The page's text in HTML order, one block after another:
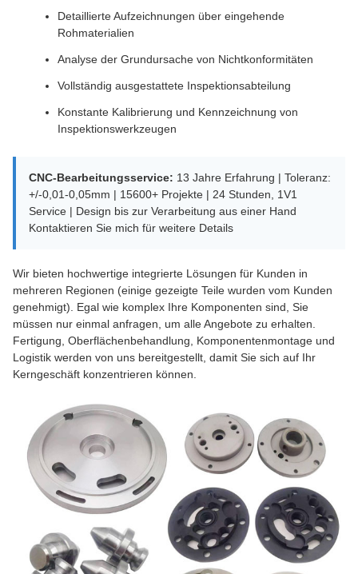
Detaillierte Aufzeichnungen über eingehende
Rohmaterialien
Analyse der Grundursache von Nichtkonformitäten
Vollständig ausgestattete Inspektionsabteilung
Konstante Kalibrierung und Kennzeichnung von
Inspektionswerkzeugen
CNC-Bearbeitungsservice: 13 Jahre Erfahrung | Toleranz:
+/-0,01-0,05mm | 15600+ Projekte | 24 Stunden, 1V1
Service | Design bis zur Verarbeitung aus einer Hand
Kontaktieren Sie mich für weitere Details
Wir bieten hochwertige integrierte Lösungen für Kunden in
mehreren Regionen (einige gezeigte Teile wurden vom Kunden
genehmigt). Egal wie komplex Ihre Komponenten sind, Sie
müssen nur einmal anfragen, um alle Angebote zu erhalten.
Fertigung, Oberflächenbehandlung, Komponentenmontage und
Logistik werden von uns bereitgestellt, damit Sie sich auf Ihr
Kerngeschäft konzentrieren können.